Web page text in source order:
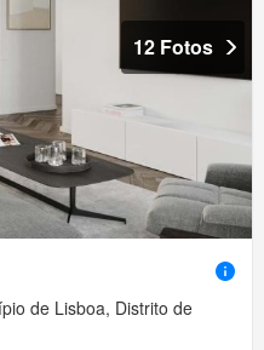
12 Fotos
de Lisboa, Distrito de